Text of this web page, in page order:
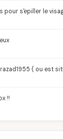
pour s'epiller le
( ou est
!!